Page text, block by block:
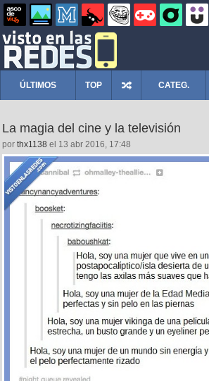
ÚLTIMOS TOP CATEG.
La magia del cine y la televisión
por thx1138 el 13 abr 2016, 17:48